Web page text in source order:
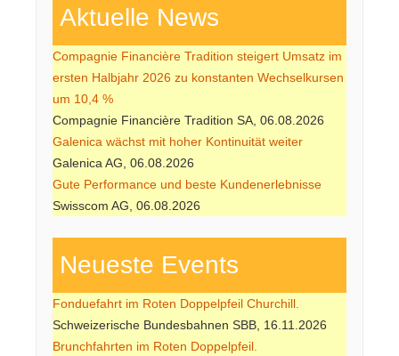
Aktuelle News
Compagnie Financière Tradition steigert Umsatz im
ersten Halbjahr 2026 zu konstanten Wechselkursen
um 10,4 %
Compagnie Financière Tradition SA, 06.08.2026
Galenica wächst mit hoher Kontinuität weiter
Galenica AG, 06.08.2026
Gute Performance und beste Kundenerlebnisse
Swisscom AG, 06.08.2026
Neueste Events
Fonduefahrt im Roten Doppelpfeil Churchill.
Schweizerische Bundesbahnen SBB, 16.11.2026
Brunchfahrten im Roten Doppelpfeil.